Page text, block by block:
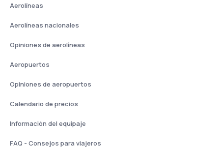
Aerolíneas
Aerolíneas nacionales
Opiniones de aerolíneas
Aeropuertos
Opiniones de aeropuertos
Calendario de precios
Información del equipaje
FAQ - Consejos para viajeros